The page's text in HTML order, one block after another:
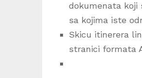
dokumenata koji
sa kojima iste
Skicu itinerera
stranici formata